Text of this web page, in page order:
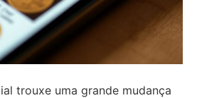
trouxe uma grande mudança